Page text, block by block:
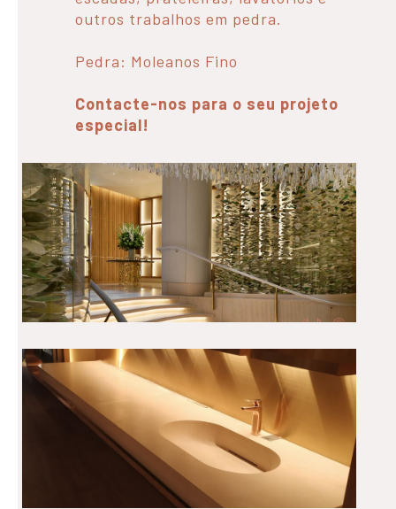
outros trabalhos em pedra.
Pedra: Moleanos Fino
Contacte-nos para o seu projeto
especial!